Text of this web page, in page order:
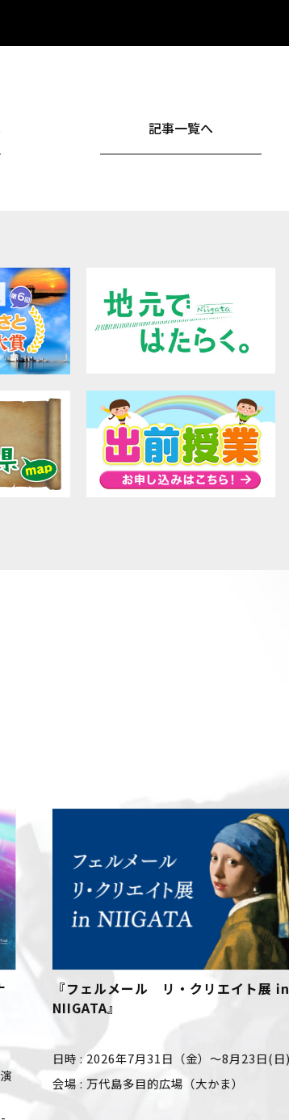
記事一覧へ
『フェルメール リ・クリエイト展 in
NIIGATA』
日時
2026年7月31日（金）～8月23日(日)
会場
万代島多目的広場（大かま）